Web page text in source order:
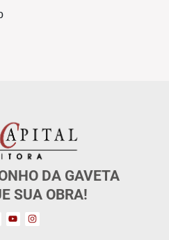
DA GAVETA
SUA OBRA!